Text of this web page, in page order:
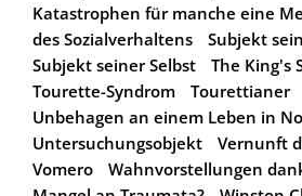
Katastrophen für manche eine
des Sozialverhaltens
Subjekt
Subjekt seiner Selbst
The King's
Tourette-Syndrom
Tourettianer
Unbehagen an einem Leben in
Untersuchungsobjekt
Vernunft
Vomero
Wahnvorstellungen